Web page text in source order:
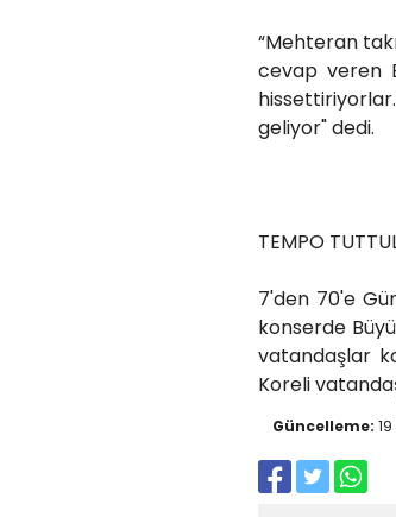
“Mehteran
cevap veren
geliyor" dedi.
TEMPO
7'den 70'e
konserde
vatandaşlar
Koreli
Güncelleme: